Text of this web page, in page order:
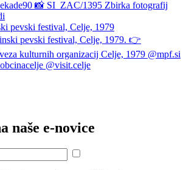
pevski festival, Celje, 1979
naše e‑novice